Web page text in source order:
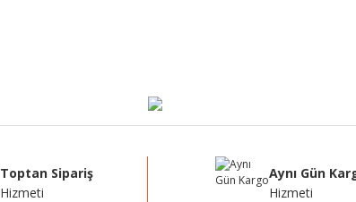
Toptan Sipariş
Hizmeti
Aynı Gün
Hizmeti